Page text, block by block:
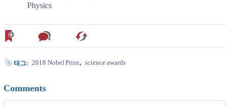
Physics
태그: 2018 Nobel Prize science awards
Comments